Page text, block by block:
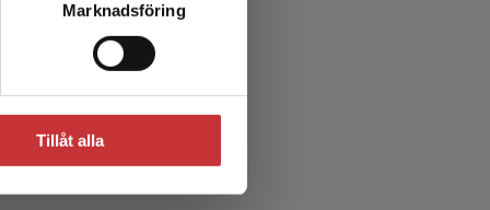
Marknadsföring
Tillåt alla